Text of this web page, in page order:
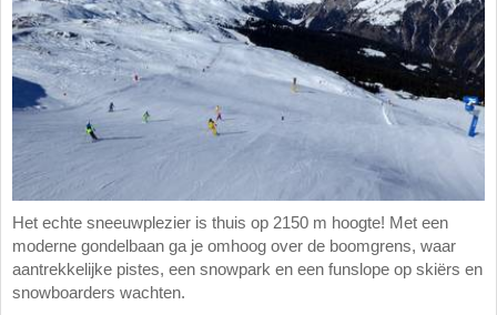
Het echte sneeuwplezier is thuis op 2150 m hoogte! Met een
moderne gondelbaan ga je omhoog over de boomgrens, waar
aantrekkelijke pistes, een snowpark en een funslope op skiërs en
snowboarders wachten.